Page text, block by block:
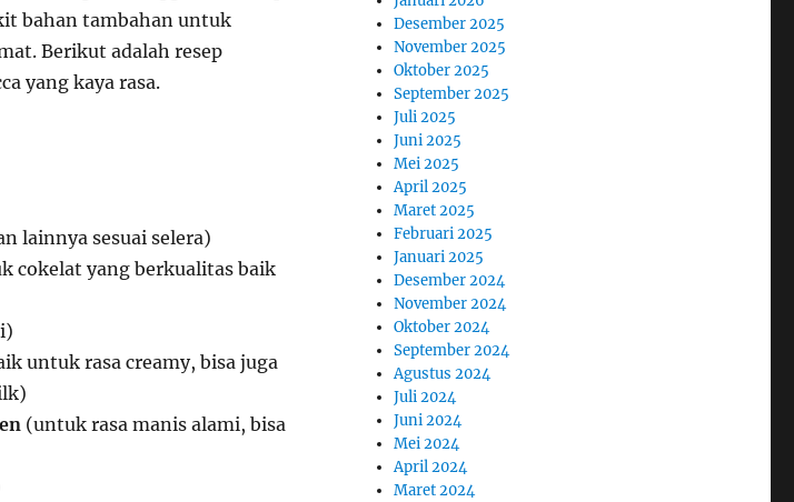
bahan tambahan untuk
Berikut adalah resep
yang kaya rasa.
lainnya sesuai selera)
cokelat yang berkualitas baik
untuk rasa creamy, bisa juga
(untuk rasa manis alami, bisa
Desember 2025
November 2025
Oktober 2025
September 2025
Juli 2025
Juni 2025
Mei 2025
April 2025
Maret 2025
Februari 2025
Januari 2025
Desember 2024
November 2024
Oktober 2024
September 2024
Agustus 2024
Juli 2024
Juni 2024
Mei 2024
April 2024
Maret 2024